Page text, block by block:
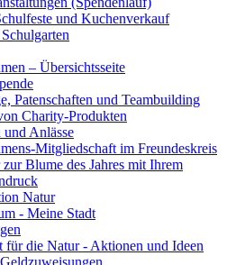
und Kuchenverkauf
– Übersichtsseite
Patenschaften und Teambuilding
Charity-Produkten
Anlässe
Mitgliedschaft im Freundeskreis
Blume des Jahres mit Ihrem
Natur
- Meine Stadt
für die Natur - Aktionen und Ideen